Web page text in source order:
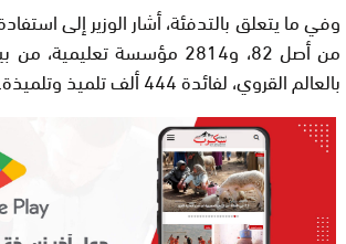
بالعالم القروي، لفائدة 444 ألف تلميذ وتلميذة. و م ع